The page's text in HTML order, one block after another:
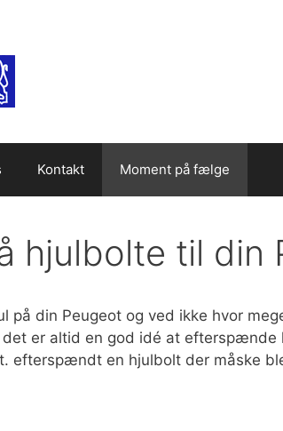
Kontakt Moment på fælge
hjulbolte til din
på din Peugeot og ved ikke hvor
er altid en god idé at
efterspændt en hjulbolt der måske